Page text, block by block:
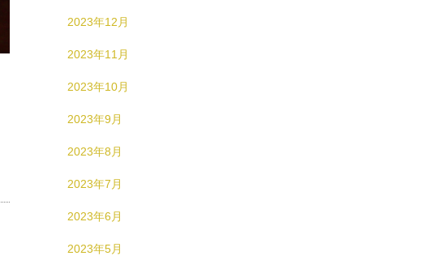
2023年12月
2023年11月
2023年10月
2023年9月
2023年8月
2023年7月
2023年6月
2023年5月